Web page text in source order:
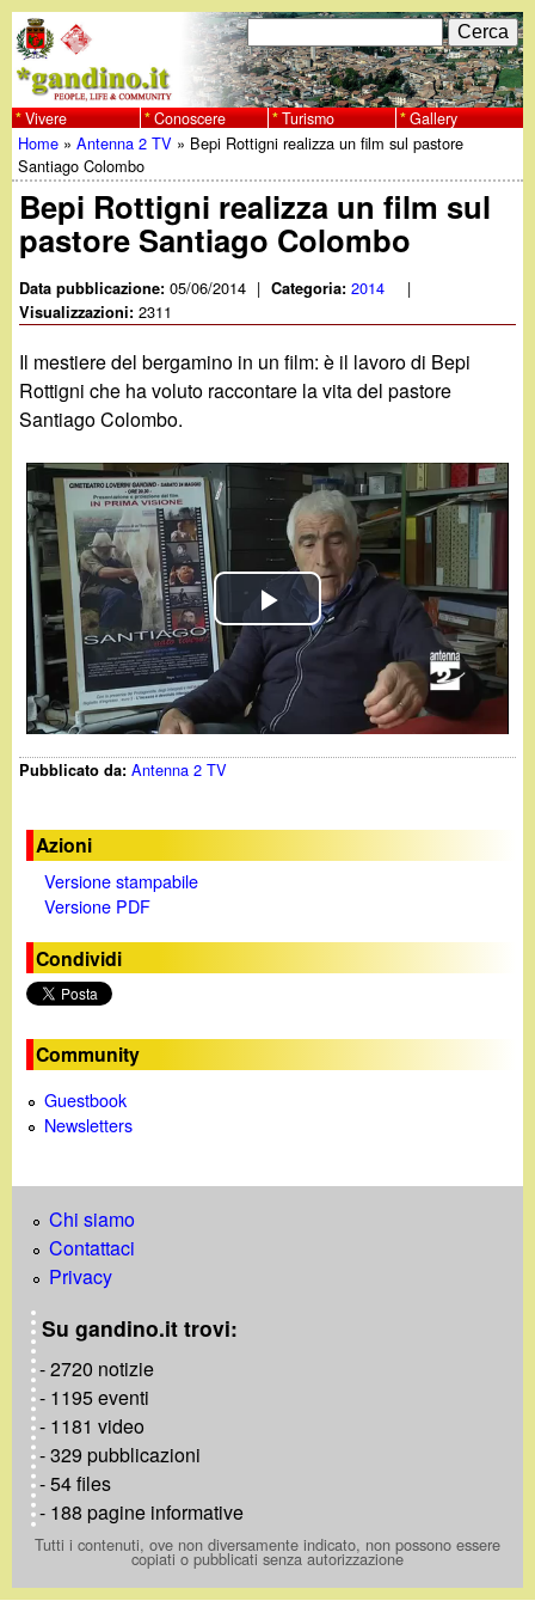
al
contenuto
principale
w
w
w
.
g
a
n
d
n
o
.
F
o
r
m
d
r
i
e
c
a
C
e
r
c
a
Vivere Conoscere Turismo Gallery
Tu
sei
qui
Home »Antenna 2 TV » Bepi Rottigni realizza un film sul pastore
Santiago Colombo
Bepi Rottigni realizza un film sul
pastore Santiago Colombo
Data pubblicazione:05/06/2014 | Categoria:2014 |
Visualizzazioni:2311
Il mestiere del bergamino in un film: è il lavoro di Bepi
Rottigni che ha voluto raccontare la vita del pastore
Santiago Colombo.
P
l
a
V
d
Pubblicato da:Antenna 2 TV
Azioni
Versione stampabile
Versione PDF
Condividi
Community
Guestbook
Newsletters
Chi siamo
Contattaci
Privacy
Su gandino.it trovi:
- 2720 notizie
- 1195 eventi
- 1181 video
- 329 pubblicazioni
- 54 files
- 188 pagine informative
Tutti i contenuti, ove non diversamente indicato, non possono essere
copiati o pubblicati senza autorizzazione